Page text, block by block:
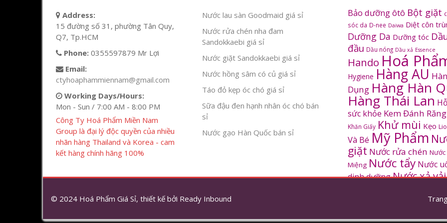
Address:
15 đường số 31, phường Tân Quy,
Q7, Tp.HCM
Phone: 0355597879 Mr Lợi
Email:
ctyhoaphammiennam@gmail.com
Working Days/Hours:
Mon - Sun / 7:00 AM - 8:00 PM
Công Ty Hoá Phẩm Miền Nam
Group là đại lý độc quyền của nhiều
nhãn hàng Thailand và Korea - cam
kết hàng chính hãng 100%
Nước lau sàn Goodmaid giá sỉ
Nước rửa chén nha đam
Sandokkaebi giá sỉ
Nước giặt Sandokkaebi giá sỉ
Nước hồng sâm có củ giá sỉ
Táo đỏ kẹp óc chó giá sỉ
Sữa đậu đen hạnh nhân óc chó bán
sỉ
Nước gạo Hàn Quốc bán sỉ
Bảo dưỡng ôtô Bột giặt
sóc da D-nee Daiwa Diệt côn
Dưỡng Da Dưỡng tóc
đầu Dầu nóng Dầu xả Essence
Hando Hoá
Hygiene Hàng AU
Dụng Hàng Hàn
Hàng Thái Lan
sức khỏe Kem Đánh Răng
Khăn Giấy Khử mùi Kẹo
Và Bé Mỹ Phẩm
giặt Nước rửa chén Nước
Miệng Nước tẩy Nước
dinh dưỡngNước xả vải
Sâm Hàn Quốc
© 2024 Hoá Phẩm Giá Sỉ, thiết kế bởi Ready Inbound